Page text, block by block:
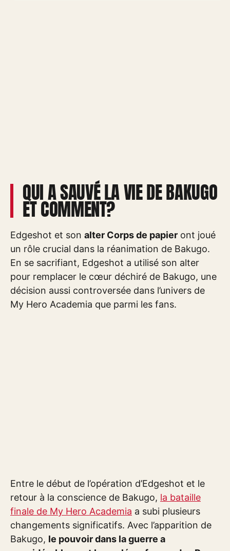
QUI A SAUVÉ LA VIE DE BAKUGO
ET COMMENT?
Edgeshot et son alter Corps de papier ont joué
un rôle crucial dans la réanimation de Bakugo.
En se sacrifiant, Edgeshot a utilisé son alter
pour remplacer le cœur déchiré de Bakugo, une
décision aussi controversée dans l’univers de
My Hero Academia que parmi les fans.
Entre le début de l’opération d’Edgeshot et le
retour à la conscience de Bakugo, la bataille
finale de My Hero Academia a subi plusieurs
changements significatifs. Avec l’apparition de
Bakugo, le pouvoir dans la guerre a